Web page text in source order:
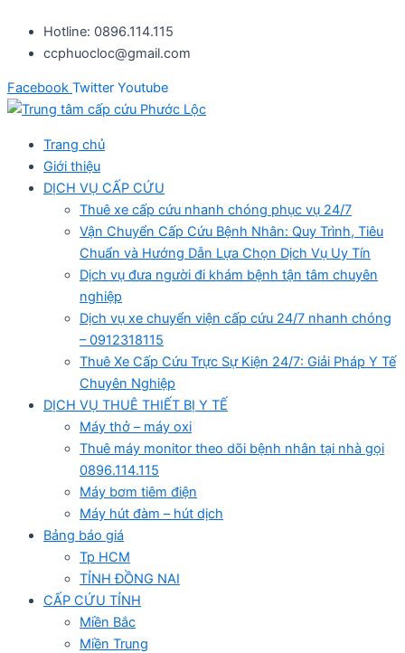
Hotline: 0896.114.115
ccphuocloc@gmail.com
Facebook Twitter Youtube
Trang chủ
Giới thiệu
DỊCH VỤ CẤP CỨU
Thuê xe cấp cứu nhanh chóng phục vụ 24/7
Vận Chuyển Cấp Cứu Bệnh Nhân: Quy Trình, Tiêu
Chuẩn và Hướng Dẫn Lựa Chọn Dịch Vụ Uy Tín
Dịch vụ đưa người đi khám bệnh tận tâm chuyên
nghiệp
Dịch vụ xe chuyển viện cấp cứu 24/7 nhanh chóng
– 0912318115
Thuê Xe Cấp Cứu Trực Sự Kiện 24/7: Giải Pháp Y Tế
Chuyên Nghiệp
DỊCH VỤ THUÊ THIẾT BỊ Y TẾ
Máy thở – máy oxi
Thuê máy monitor theo dõi bệnh nhân tại nhà gọi
0896.114.115
Máy bơm tiêm điện
Máy hút đàm – hút dịch
Bảng báo giá
Tp HCM
TỈNH ĐỒNG NAI
CẤP CỨU TỈNH
Miền Bắc
Miền Trung